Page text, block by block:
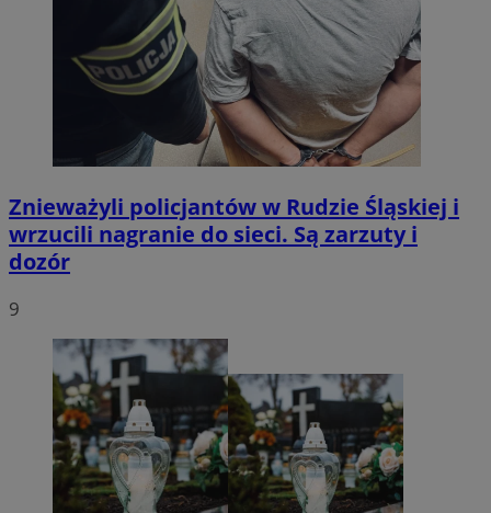
Znieważyli policjantów w Rudzie Śląskiej i
wrzucili nagranie do sieci. Są zarzuty i
dozór
9